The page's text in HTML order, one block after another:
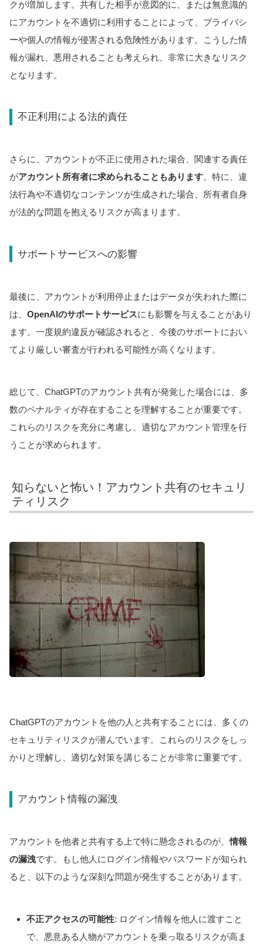
クが増加します。共有した相手が意図的に、または無意識的
にアカウントを不適切に利用することによって、プライバシ
ーや個人の情報が侵害される危険性があります。こうした情
報が漏れ、悪用されることも考えられ、非常に大きなリスク
となります。
不正利用による法的責任
さらに、アカウントが不正に使用された場合、関連する責任
がアカウント所有者に求められることもあります。特に、違
法行為や不適切なコンテンツが生成された場合、所有者自身
が法的な問題を抱えるリスクが高まります。
サポートサービスへの影響
最後に、アカウントが利用停止またはデータが失われた際に
は、 OpenAIのサポートサービスにも影響を与えることがあり
ます。一度規約違反が確認されると、今後のサポートにおい
てより厳しい審査が行われる可能性が高くなります。
総じて、ChatGPTのアカウント共有が発覚した場合には、多
数のペナルティが存在することを理解することが重要です。
これらのリスクを充分に考慮し、適切なアカウント管理を行
うことが求められます。
知らないと怖い！アカウント共有のセキュリ
ティリスク
ChatGPTのアカウントを他の人と共有することには、多くの
セキュリティリスクが潜んでいます。これらのリスクをしっ
かりと理解し、適切な対策を講じることが非常に重要です。
アカウント情報の漏洩
アカウントを他者と共有する上で特に懸念されるのが、情報
の漏洩です。もし他人にログイン情報やパスワードが知られ
ると、以下のような深刻な問題が発生することがあります。
不正アクセスの可能性: ログイン情報を他人に渡すこと
で、悪意ある人物がアカウントを乗っ取るリスクが高ま